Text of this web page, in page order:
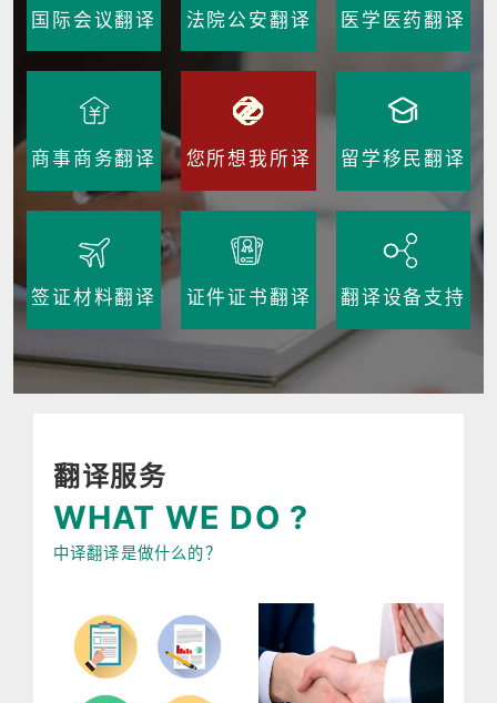
国际会议翻译 法院公安翻译 医学医药翻译
商事商务翻译 您所想我所译 留学移民翻译
签证材料翻译 证件证书翻译 翻译设备支持
翻译服务
WHAT WE DO ?
中译翻译是做什么的？